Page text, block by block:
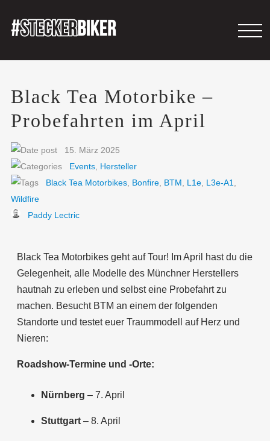
Black Tea Motorbike –
Probefahrten im April
15. März 2025
Events Hersteller
Black Tea Motorbikes Bonfire BTM L1e L3e-A1
Wildfire
Paddy Lectric
Black Tea Motorbikes geht auf Tour! Im April hast du die
Gelegenheit, alle Modelle des Münchner Herstellers
hautnah zu erleben und selbst eine Probefahrt zu
machen. Besucht BTM an einem der folgenden
Standorte und testet euer Traummodell auf Herz und
Nieren:
Roadshow-Termine und -Orte:
Nürnberg – 7. April
Stuttgart – 8. April